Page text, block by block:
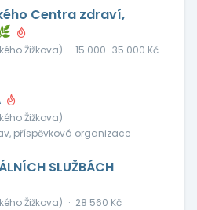
Centra zdraví,
Žižkova) · 15 000–35 000 Kč
Žižkova)
příspěvková organizace
SLUŽBÁCH
Žižkova) · 28 560 Kč